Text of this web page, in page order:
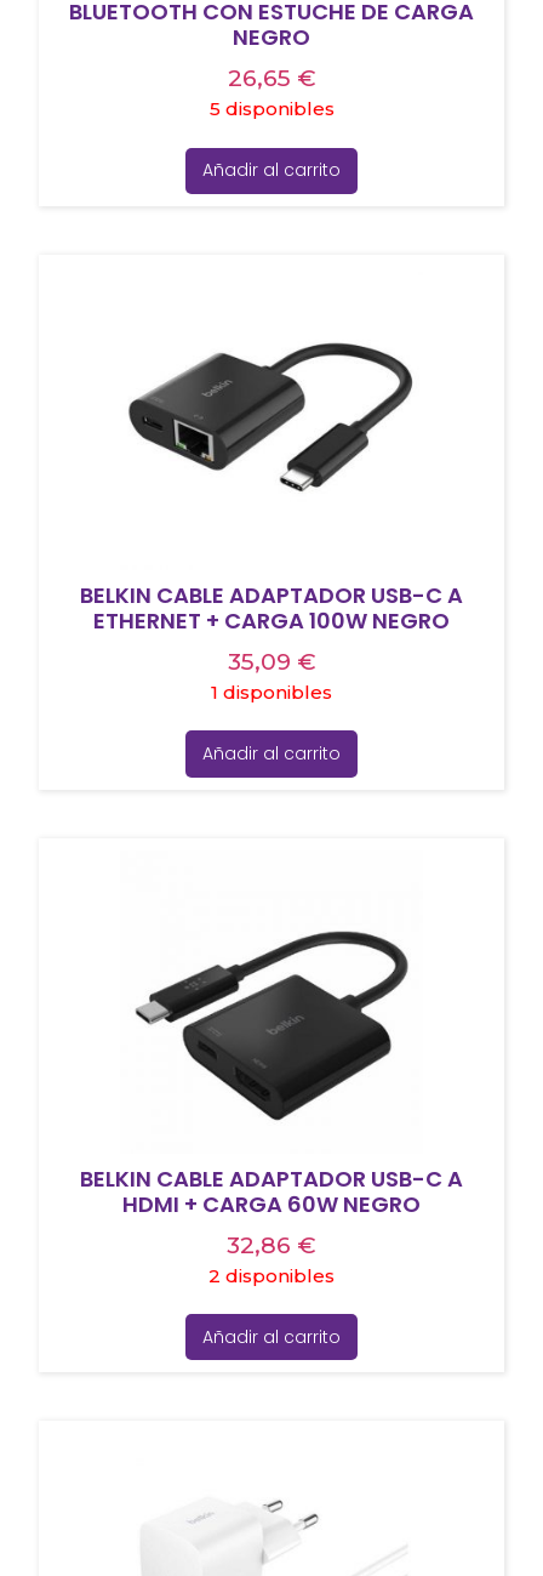
BLUETOOTH CON ESTUCHE DE CARGA
NEGRO
26,65 €
5 disponibles
Añadir al carrito
BELKIN CABLE ADAPTADOR USB-C A
ETHERNET + CARGA 100W NEGRO
35,09 €
1 disponibles
Añadir al carrito
BELKIN CABLE ADAPTADOR USB-C A
HDMI + CARGA 60W NEGRO
32,86 €
2 disponibles
Añadir al carrito